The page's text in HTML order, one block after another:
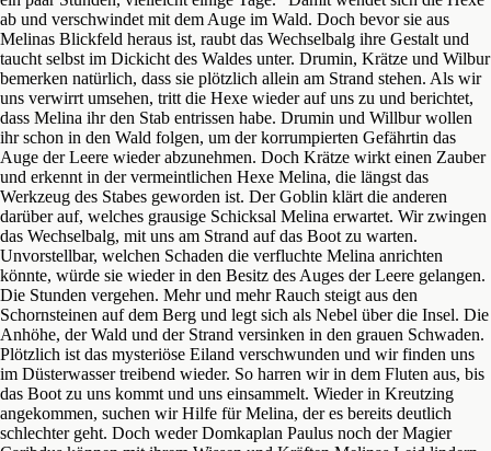
ab und verschwindet mit dem Auge im Wald. Doch bevor sie aus
Melinas Blickfeld heraus ist, raubt das Wechselbalg ihre Gestalt und
taucht selbst im Dickicht des Waldes unter. Drumin, Krätze und Wilbur
bemerken natürlich, dass sie plötzlich allein am Strand stehen. Als wir
uns verwirrt umsehen, tritt die Hexe wieder auf uns zu und berichtet,
dass Melina ihr den Stab entrissen habe. Drumin und Willbur wollen
ihr schon in den Wald folgen, um der korrumpierten Gefährtin das
Auge der Leere wieder abzunehmen. Doch Krätze wirkt einen Zauber
und erkennt in der vermeintlichen Hexe Melina, die längst das
Werkzeug des Stabes geworden ist. Der Goblin klärt die anderen
darüber auf, welches grausige Schicksal Melina erwartet. Wir zwingen
das Wechselbalg, mit uns am Strand auf das Boot zu warten.
Unvorstellbar, welchen Schaden die verfluchte Melina anrichten
könnte, würde sie wieder in den Besitz des Auges der Leere gelangen.
Die Stunden vergehen. Mehr und mehr Rauch steigt aus den
Schornsteinen auf dem Berg und legt sich als Nebel über die Insel. Die
Anhöhe, der Wald und der Strand versinken in den grauen Schwaden.
Plötzlich ist das mysteriöse Eiland verschwunden und wir finden uns
im Düsterwasser treibend wieder. So harren wir in dem Fluten aus, bis
das Boot zu uns kommt und uns einsammelt. Wieder in Kreutzing
angekommen, suchen wir Hilfe für Melina, der es bereits deutlich
schlechter geht. Doch weder Domkaplan Paulus noch der Magier